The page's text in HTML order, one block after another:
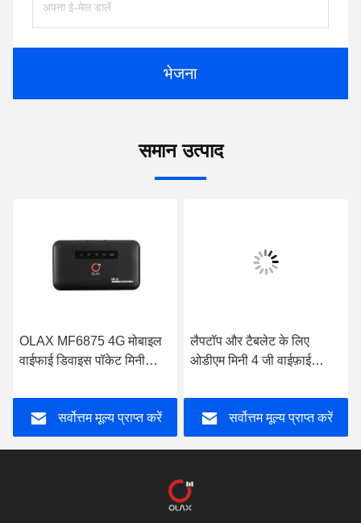
भेजना
समान उत्पाद
OLAX MF6875 4G मोबाइल
वाईफाई डिवाइस पॉकेट मिनी
साथ
सर्वोत्तम मूल्य प्राप्त करें
लैपटॉप और टैबलेट के लिए
ओडीएम मिनी 4 जी वाईफ़ाई
सर्वोत्तम मूल्य प्राप्त करें